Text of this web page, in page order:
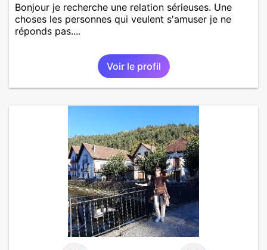
Bonjour je recherche une relation sérieuses. Une
choses les personnes qui veulent s'amuser je ne
réponds pas....
Voir le profil